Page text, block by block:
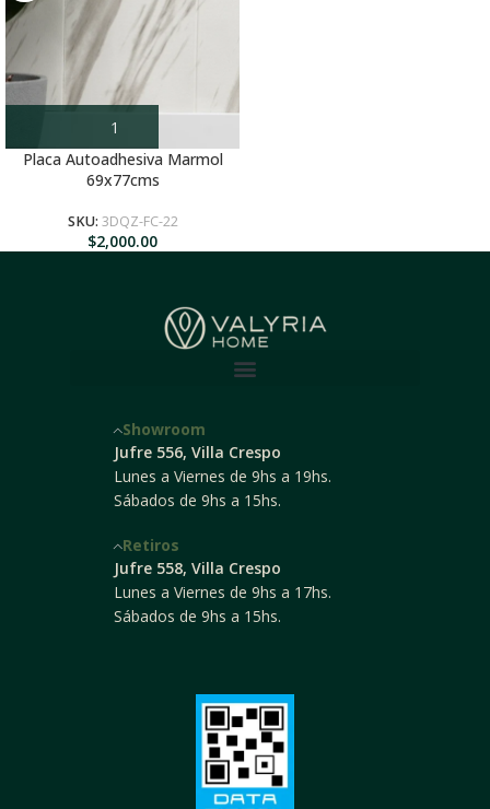
Placa Autoadhesiva Marmol
69x77cms
SKU: 3DQZ-FC-22
$2,000.00
Showroom
Jufre 556, Villa Crespo
Lunes a Viernes de 9hs a 19hs.
Sábados de 9hs a 15hs.
Retiros
Jufre 558, Villa Crespo
Lunes a Viernes de 9hs a 17hs.
Sábados de 9hs a 15hs.